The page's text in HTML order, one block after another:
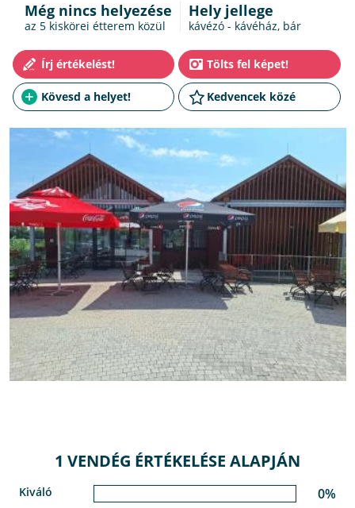
Még nincs helyezése
az 5 kiskörei étterem közül
Hely jellege
kávézó - kávéház, bár
1 VENDÉG ÉRTÉKELÉSE ALAPJÁN
Kiváló 0%